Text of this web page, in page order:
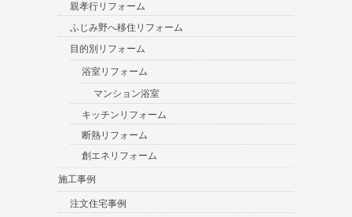
親孝行リフォーム
ふじみ野へ移住リフォーム
目的別リフォーム
浴室リフォーム
マンション浴室
キッチンリフォーム
断熱リフォーム
創エネリフォーム
施工事例
注文住宅事例